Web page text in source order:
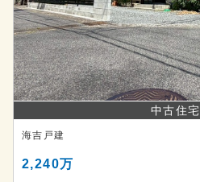
中古住宅
海吉戸建
2,240万